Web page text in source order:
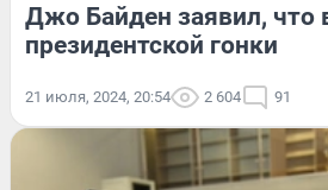
Джо Байден заявил, что
президентской гонки
21 июля, 2024, 20:54 2 604 91